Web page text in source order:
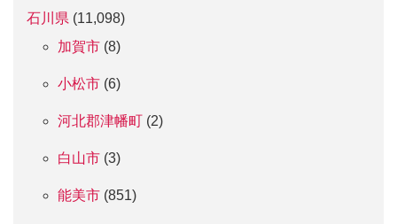
石川県 (11,098)
加賀市 (8)
小松市 (6)
河北郡津幡町 (2)
白山市 (3)
能美市 (851)